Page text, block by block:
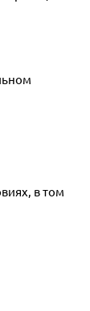
в том